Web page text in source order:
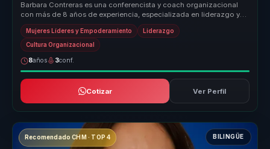
Barbara Contreras es una conferencista y coach organizacional
con más de 8 años de experiencia, especializada en liderazgo y
empoderamien...
Mujeres Líderes y Empoderamiento Liderazgo
Cultura Organizacional
8años 3conf.
Cotizar Ver Perfil
Recomendado CHM · TOP 4 BILINGÜE